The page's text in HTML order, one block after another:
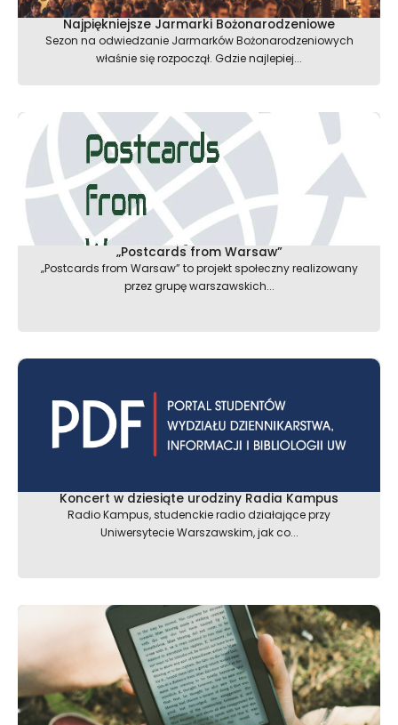
Najpiękniejsze Jarmarki Bożonarodzeniowe
Sezon na odwiedzanie Jarmarków Bożonarodzeniowych
właśnie się rozpoczął. Gdzie najlepiej...
„Postcards from Warsaw”
„Postcards from Warsaw” to projekt społeczny realizowany
przez grupę warszawskich...
Koncert w dziesiąte urodziny Radia Kampus
Radio Kampus, studenckie radio działające przy
Uniwersytecie Warszawskim, jak co...